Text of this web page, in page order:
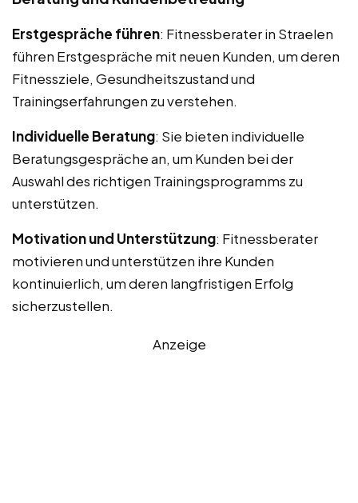
Erstgespräche führen: Fitnessberater in Straelen
führen Erstgespräche mit neuen Kunden, um deren
Fitnessziele, Gesundheitszustand und
Trainingserfahrungen zu verstehen.
Individuelle Beratung: Sie bieten individuelle
Beratungsgespräche an, um Kunden bei der
Auswahl des richtigen Trainingsprogramms zu
unterstützen.
Motivation und Unterstützung: Fitnessberater
motivieren und unterstützen ihre Kunden
kontinuierlich, um deren langfristigen Erfolg
sicherzustellen.
Anzeige